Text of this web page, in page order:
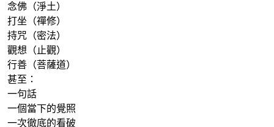
念佛（淨土）
打坐（禪修）
持咒（密法）
觀想（止觀）
行善（菩薩道）
甚至：
一句話
一個當下的覺照
一次徹底的看破